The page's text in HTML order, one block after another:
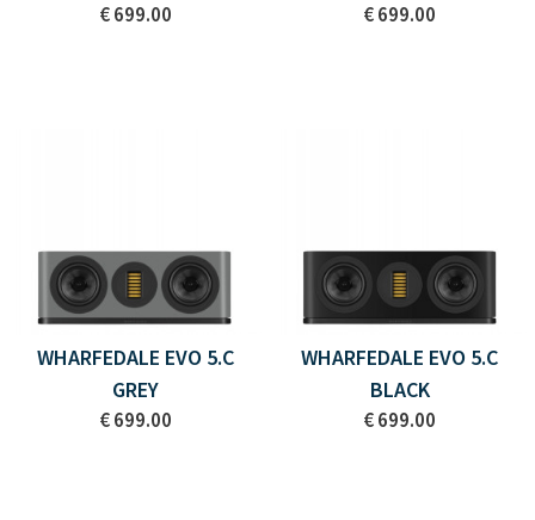
€ 699.00 € 699.00
WHARFEDALE EVO 5.C
GREY
€ 699.00
WHARFEDALE EVO 5.C
BLACK
€ 699.00